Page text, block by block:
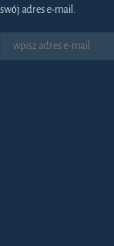
swój adres e-mail.